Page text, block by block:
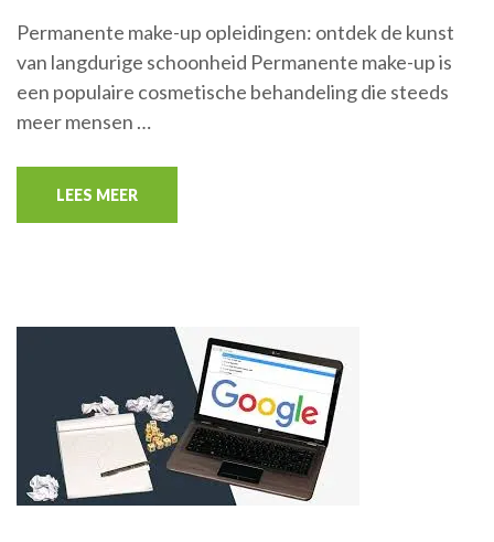
Permanente make-up opleidingen: ontdek de kunst
van langdurige schoonheid Permanente make-up is
een populaire cosmetische behandeling die steeds
meer mensen …
LEES MEER